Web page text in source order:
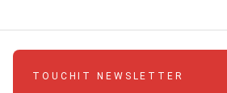
TOUCHIT NEWSLETTER